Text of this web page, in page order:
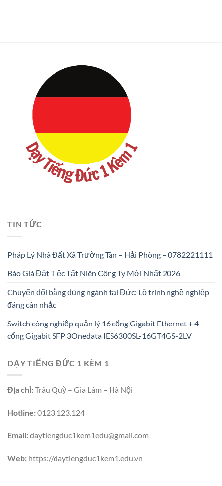
TIN TỨC
Pháp Lý Nhà Đất Xã Trường Tân – Hải Phòng – 0782221111
Báo Giá Đặt Tiệc Tất Niên Công Ty Mới Nhất 2026
Chuyển đổi bằng đúng ngành tại Đức: Lộ trình nghề nghiệp
đáng cân nhắc
Switch công nghiệp quản lý 16 cổng Gigabit Ethernet + 4
cổng Gigabit SFP 3Onedata IES6300SL-16GT4GS-2LV
DẠY TIẾNG ĐỨC 1 KÈM 1
Địa chỉ:Trâu Quỳ – Gia Lâm – Hà Nội
Hotline:0123.123.124
Email:daytiengduc1kem1edu@gmail.com
Web: https://daytiengduc1kem1.edu.vn